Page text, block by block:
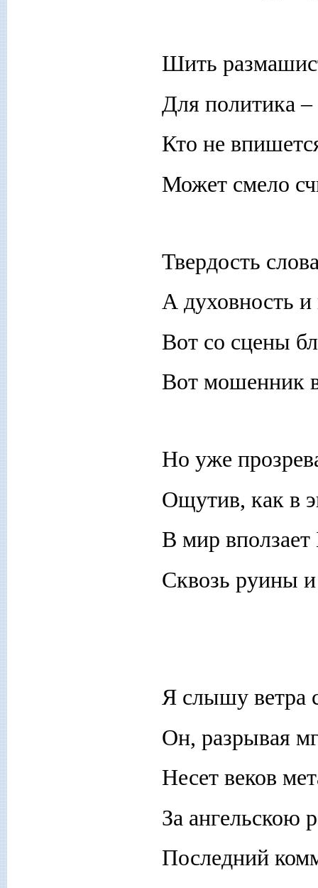
Шить
Для политика –
Кто не
Может смело
Твердость
А духовность и
Вот со сцены
Вот мошенник
Но уже
Ощутив, как в
В мир
Сквозь руины
Я слышу ветра
Он, разрывая
Несет веков
За ангельскою
Последний